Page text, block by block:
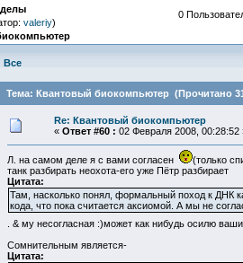
valeriy)
0
Все
Тема: Квантовый биокомпьютер (Прочитано
Re: Квантовый биокомпьютер
« Ответ #60 : 02 Февраля 2008, 00:28:52
Л. на самом деле я с вами согласен
(только
танк разбирать неохота-его уже Пётр разбирает
Цитата:
Там, насколько понял, формальный поход к ДНК
кода, что пока считается аксиомой. А мы не
. & му несогласная :)может как нибудь осилю
Сомнительным является-
Цитата: